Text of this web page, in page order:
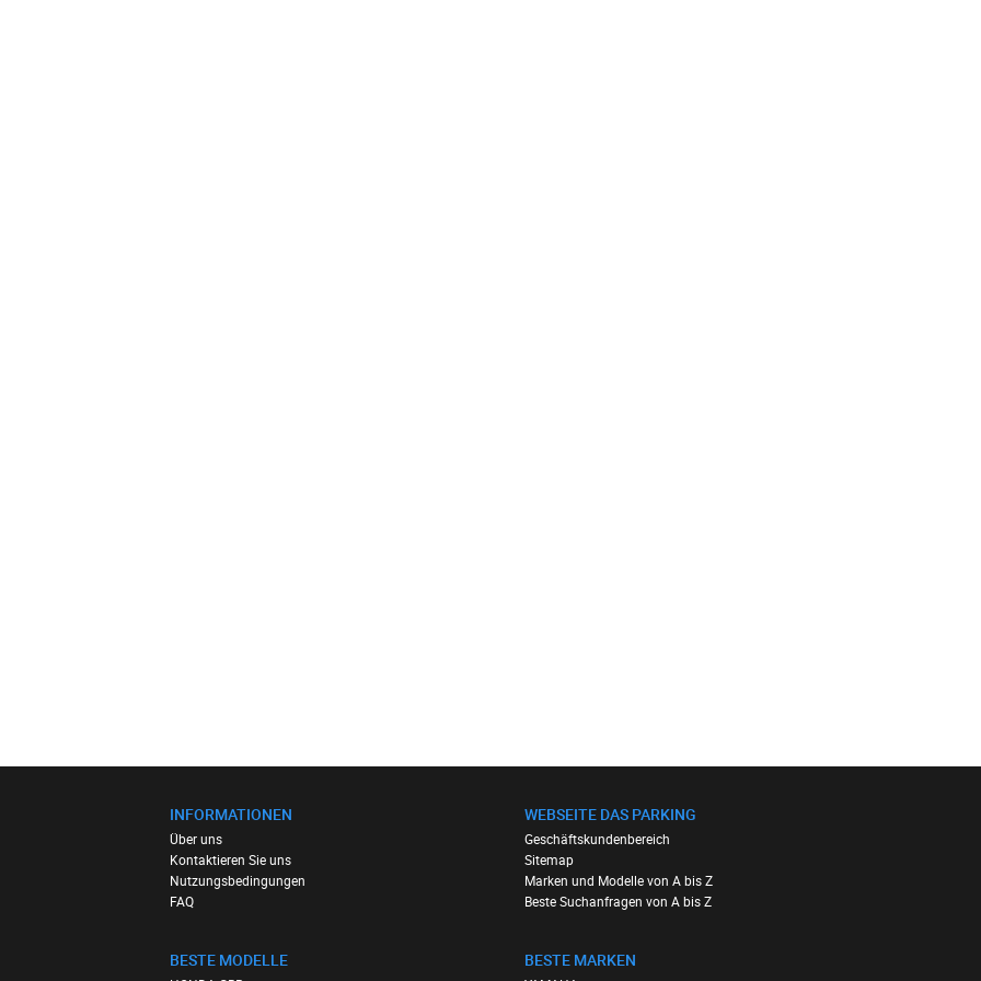
INFORMATIONEN
Über uns
Kontaktieren Sie uns
Nutzungsbedingungen
FAQ
BESTE MODELLE
WEBSEITE DAS PARKING
Geschäftskundenbereich
Sitemap
Marken und Modelle von A bis Z
Beste Suchanfragen von A bis Z
BESTE MARKEN